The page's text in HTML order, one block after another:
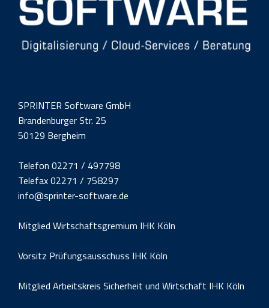
SPRINTER Software GmbH
Brandenburger Str. 25
50129 Bergheim
Telefon 02271 / 497798
Telefax 02271 / 758297
info@sprinter-software.de
Mitglied Wirtschaftsgremium IHK Köln
Vorsitz Prüfungsausschuss IHK Köln
Mitglied Arbeitskreis Sicherheit und Wirtschaft IHK Köln